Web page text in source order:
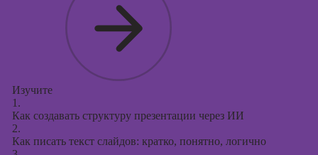
Изучите
1.
Как создавать структуру презентации через ИИ
2.
Как писать текст слайдов: кратко, понятно, логично